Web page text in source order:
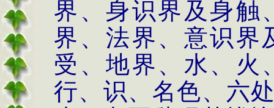
界、身识界及身触
界、法界、意识界
受、地界、水、火
行、识、名色、六